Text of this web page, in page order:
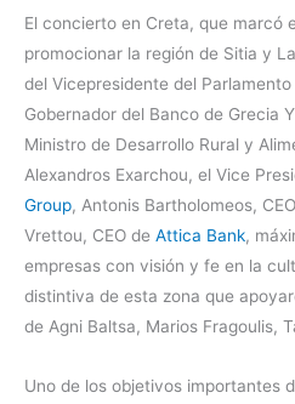
El concierto en Creta, que marcó
promocionar la región de Sitia y
del Vicepresidente del
Gobernador del Banco de Grecia
Ministro de Desarrollo Rural y
Alexandros Exarchou, el Vice
Group, Antonis Bartholomeos,
Vrettou, CEO de Attica Bank,
empresas con visión y fe en la
distintiva de esta zona que
de Agni Baltsa, Marios Fragoulis,
Uno de los objetivos importantes